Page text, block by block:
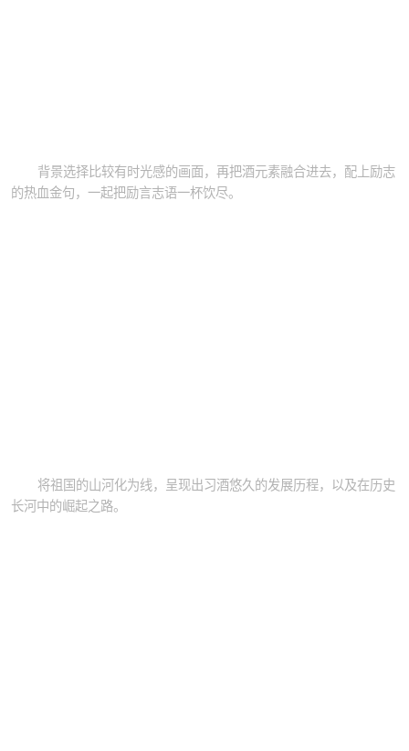
背景选择比较有时光感的画面，再把酒元素融合进去，配上励志
的热血金句，一起把励言志语一杯饮尽。
将祖国的山河化为线，呈现出习酒悠久的发展历程，以及在历史
长河中的崛起之路。